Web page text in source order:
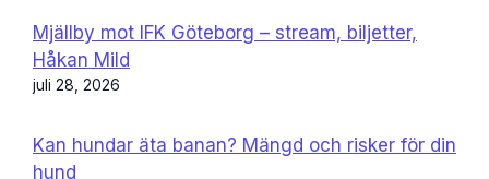
Mjällby mot IFK Göteborg – stream, biljetter,
Håkan Mild
juli 28, 2026
Kan hundar äta banan? Mängd och risker för din
hund